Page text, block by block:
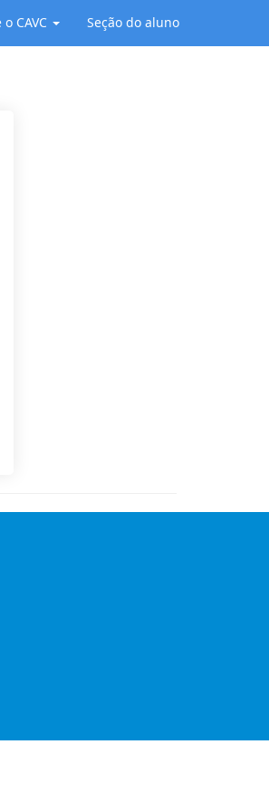
CAVC Seção do aluno